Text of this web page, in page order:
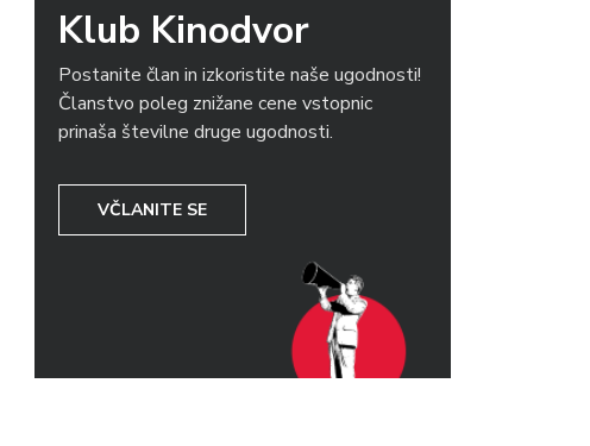
Klub Kinodvor
Postanite član in izkoristite naše ugodnosti!
Članstvo poleg znižane cene vstopnic
prinaša številne druge ugodnosti.
VČLANITE SE